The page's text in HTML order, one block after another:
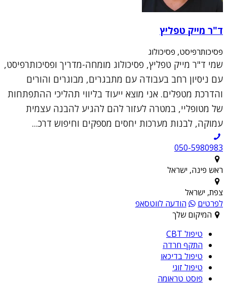
ד"ר מייק טפליץ
פסיכותרפיסט, פסיכולוג
שמי ד"ר מייק טפליץ, פסיכולוג מומחה-מדריך ופסיכותרפיסט,
עם ניסיון רחב בעבודה עם מתבגרים, מבוגרים והורים
והדרכת מטפלים. אני מוצא ייעוד בליווי תהליכי ההתפתחות
של מטופליי, במטרה לעזור להם להגיע להבנה עצמית
עמוקה, לבנות מערכות יחסים מספקים וחיפוש דרכ...
050-5980983
ראש פינה, ישראל
צפת, ישראל
לפרטים
הודעה לווטסאפ
המיקום שלך
טיפול CBT
התקף חרדה
טיפול בדיכאו
טיפול זוגי
פוסט טראומה